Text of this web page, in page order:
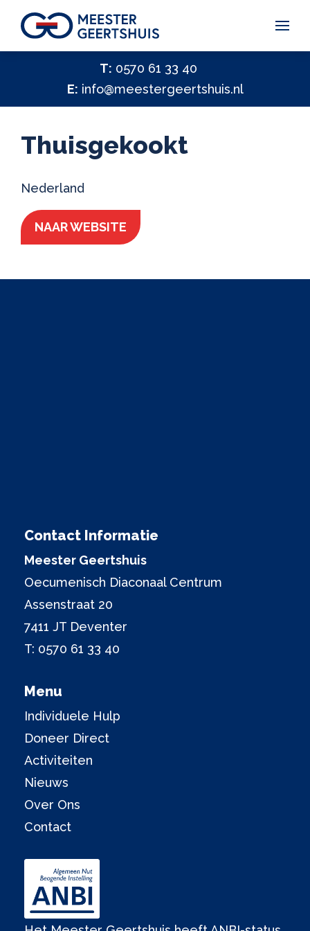
Vakantiegeld Samen Delen 2026
Hulp nodig?
Help ons helpen
Vacatures
Contact
T: 0570 61 33 40
E: info@meestergeertshuis.nl
Thuisgekookt
Nederland
NAAR WEBSITE
Contact Informatie
Meester Geertshuis
Oecumenisch Diaconaal Centrum
Assenstraat 20
7411 JT Deventer
T: 0570 61 33 40
Menu
Individuele Hulp
Doneer Direct
Activiteiten
Nieuws
Over Ons
Contact